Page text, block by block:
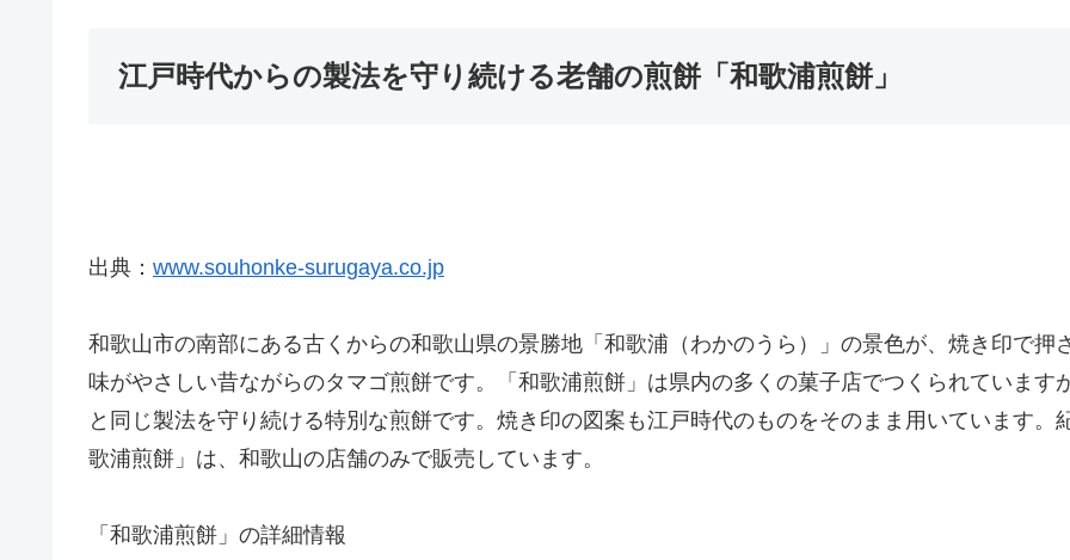
江戸時代からの製法を守り続ける老舗の煎餅「和歌浦煎餅」
出典： www.souhonke-surugaya.co.jp
和歌山市の南部にある古くからの和歌山県の景勝地「和歌浦（わかのうら）」の景色が、焼き印で
味がやさしい昔ながらのタマゴ煎餅です。「和歌浦煎餅」は県内の多くの菓子店でつくられていま
と同じ製法を守り続ける特別な煎餅です。焼き印の図案も江戸時代のものをそのまま用いています
歌浦煎餅」は、和歌山の店舗のみで販売しています。
「和歌浦煎餅」の詳細情報